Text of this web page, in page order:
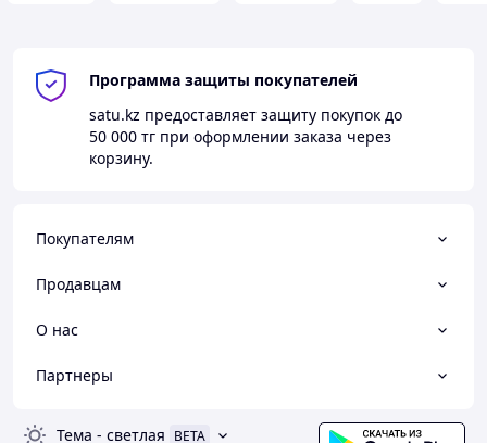
Программа защиты покупателей
satu.kz предоставляет защиту покупок до
50 000 тг при оформлении заказа через
корзину.
Покупателям
Продавцам
О нас
Партнеры
Тема - светлая BETA